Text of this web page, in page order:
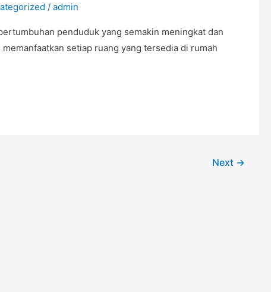
/ admin
penduduk yang semakin meningkat dan
setiap ruang yang tersedia di rumah
Next →